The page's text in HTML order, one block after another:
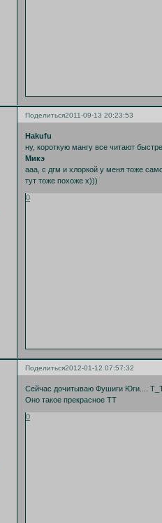
Поделиться2011-09-13 20:23:53
Hakufu
ну, короткую мангу все читают
Микэ
ааа, с дгм и хлоркой у меня тоже
тут тоже похоже х)))
0
Поделиться2012-01-12 07:57:32
Сейчас дочитываю Фушиги Юги....
Оно такое прекрасное ТТ
0